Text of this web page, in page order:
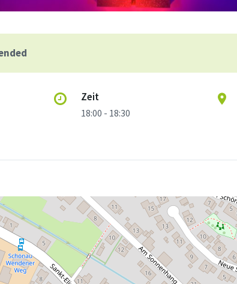
Zeit
18:00 - 18:30